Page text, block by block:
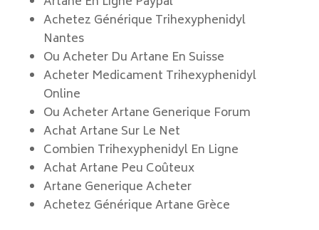
Achetez Générique Trihexyphenidyl
Nantes
Ou Acheter Du Artane En Suisse
Acheter Medicament Trihexyphenidyl
Online
Ou Acheter Artane Generique Forum
Achat Artane Sur Le Net
Combien Trihexyphenidyl En Ligne
Achat Artane Peu Coûteux
Artane Generique Acheter
Achetez Générique Artane Grèce